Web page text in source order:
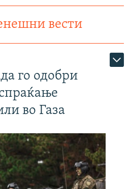
вести
го одобри
во Газа